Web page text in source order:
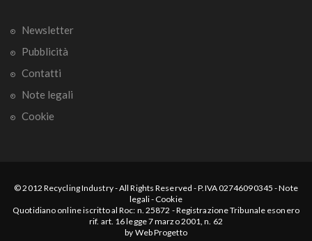
Newsletter
Pubblicità
Contatti
Note legali
Cookie
© 2012 Recycling Industry-All Rights Reserved - P.IVA 02746090345 -Note
legali- Cookie
Quotidiano online iscritto al Roc: n. 25872 - Registrazione Tribunale esonero
rif. art. 16 legge 7 marzo 2001, n. 62
by Web Progetto